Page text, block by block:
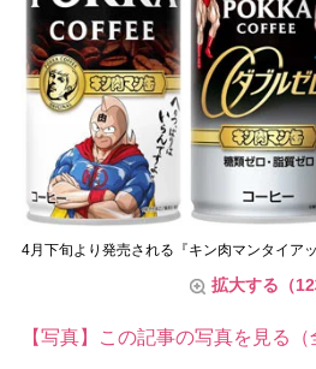
4月下旬より発売される『キン肉マンタイア
拡大する（12
【写真】この記事の写真を見る（